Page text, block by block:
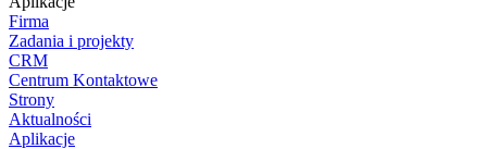
Firma
Zadania i projekty
CRM
Centrum Kontaktowe
Strony
Aktualności
Aplikacje